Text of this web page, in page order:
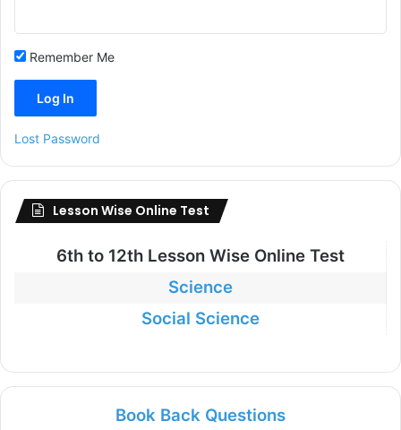
Remember Me
Lost Password
Lesson Wise Online Test
6th to 12th Lesson Wise Online Test
Science
Social Science
Book Back Questions